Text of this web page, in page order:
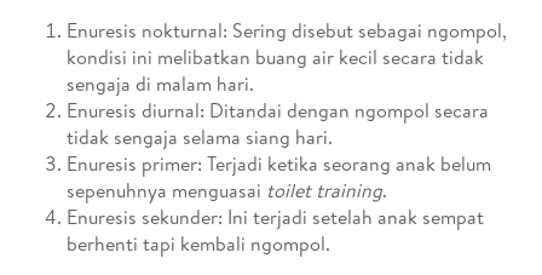
Enuresis nokturnal: Sering disebut sebagai ngompol,
kondisi ini melibatkan buang air kecil secara tidak
sengaja di malam hari.
Enuresis diurnal: Ditandai dengan ngompol secara
tidak sengaja selama siang hari.
Enuresis primer: Terjadi ketika seorang anak belum
sepenuhnya menguasai toilet training.
Enuresis sekunder: Ini terjadi setelah anak sempat
berhenti tapi kembali ngompol.